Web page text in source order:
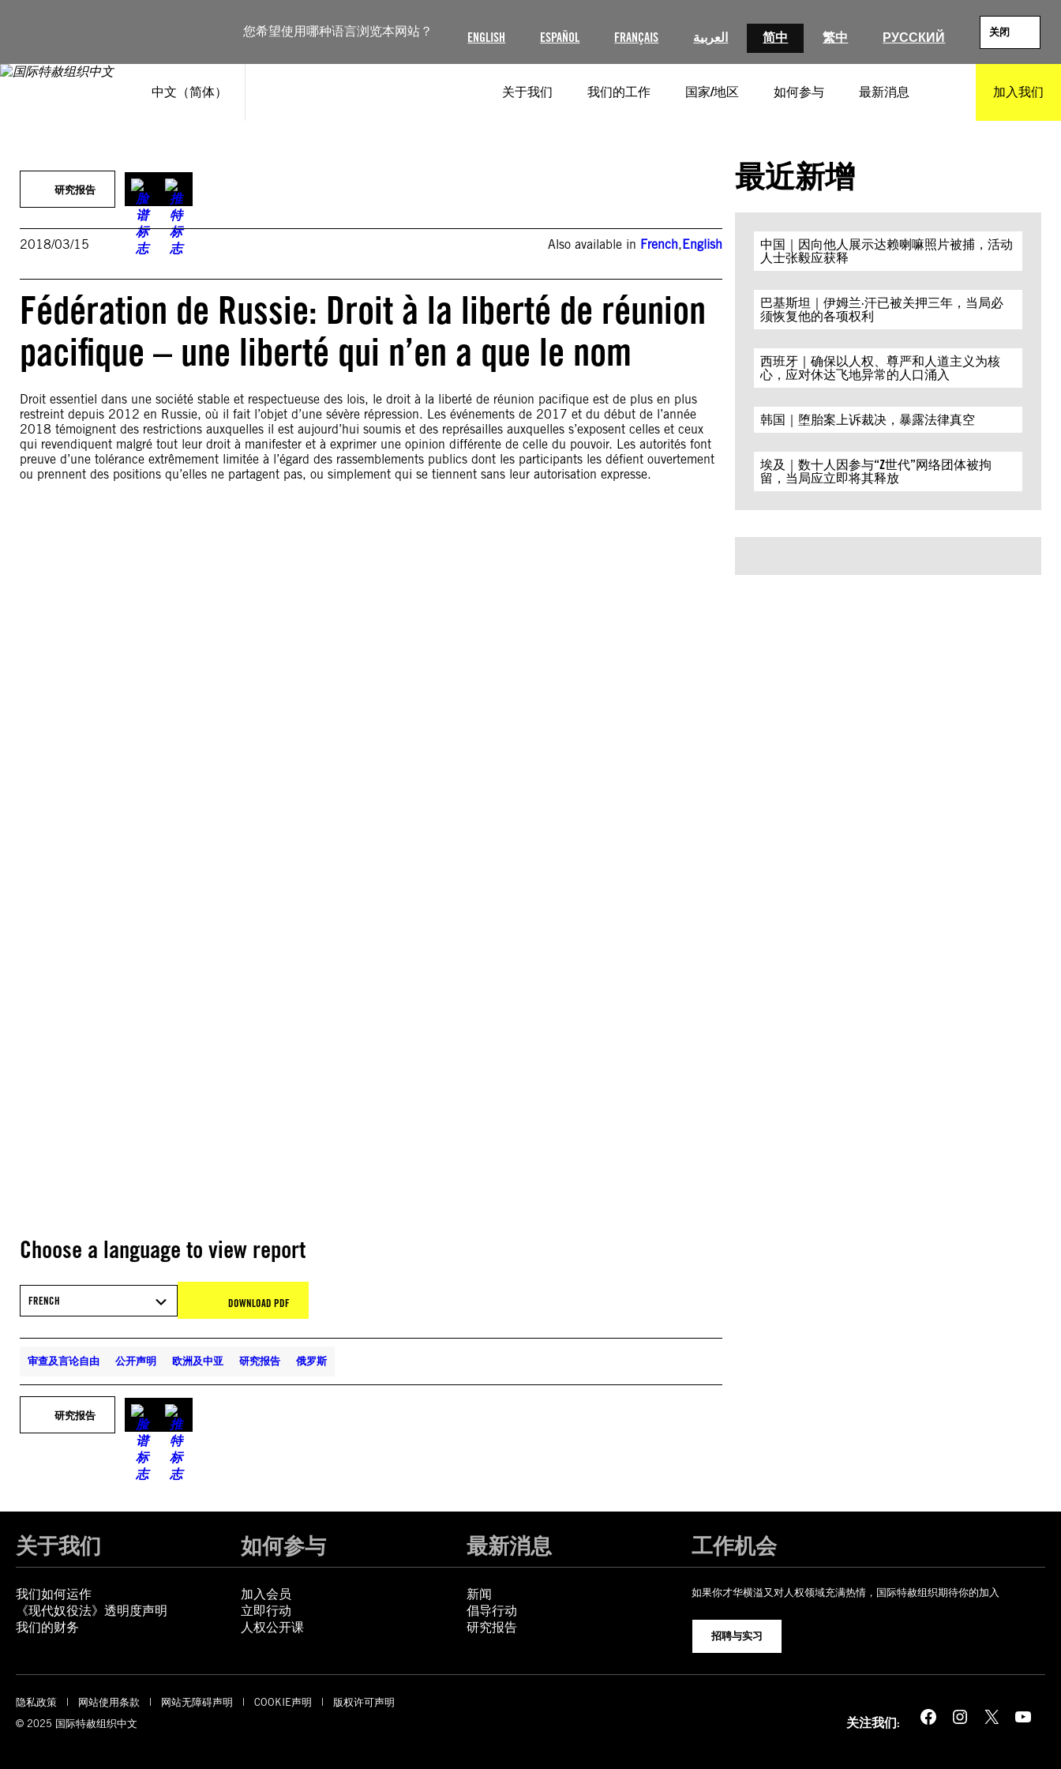
您希望使用哪种语言浏览本网站？ ENGLISH ESPAÑOL FRANÇAIS العربية 简中 繁中 РУССКИЙ 关闭
中文（简体） 关于我们 我们的工作 国家/地区 如何参与 最新消息 加入我们
研究报告
2018/03/15 Also available in French,English
Fédération de Russie: Droit à la liberté de réunion
pacifique – une liberté qui n’en a que le nom
Droit essentiel dans une société stable et respectueuse des lois, le droit à la liberté de réunion pacifique est de plus en plus
restreint depuis 2012 en Russie, où il fait l’objet d’une sévère répression. Les événements de 2017 et du début de l’année
2018 témoignent des restrictions auxquelles il est aujourd’hui soumis et des représailles auxquelles s’exposent celles et ceux
qui revendiquent malgré tout leur droit à manifester et à exprimer une opinion différente de celle du pouvoir. Les autorités font
preuve d’une tolérance extrêmement limitée à l’égard des rassemblements publics dont les participants les défient ouvertement
ou prennent des positions qu’elles ne partagent pas, ou simplement qui se tiennent sans leur autorisation expresse.
Choose a language to view report
FRENCH DOWNLOAD PDF
审查及言论自由 公开声明 欧洲及中亚 研究报告 俄罗斯
研究报告
最近新增
中国｜因向他人展示达赖喇嘛照片被捕，活动
人士张毅应获释
巴基斯坦｜伊姆兰·汗已被关押三年，当局必
须恢复他的各项权利
西班牙｜确保以人权、尊严和人道主义为核
心，应对休达飞地异常的人口涌入
韩国｜堕胎案上诉裁决，暴露法律真空
埃及｜数十人因参与“Z世代”网络团体被拘
留，当局应立即将其释放
关于我们
我们如何运作
《现代奴役法》透明度声明
我们的财务
如何参与
加入会员
立即行动
人权公开课
最新消息
新闻
倡导行动
研究报告
工作机会
如果你才华横溢又对人权领域充满热情，国际特赦组织期待你的加入
招聘与实习
隐私政策 网站使用条款 网站无障碍声明 COOKIE声明
版权许可声明
© 2025 国际特赦组织中文
关注我们: Facebook Instagram X YouTube